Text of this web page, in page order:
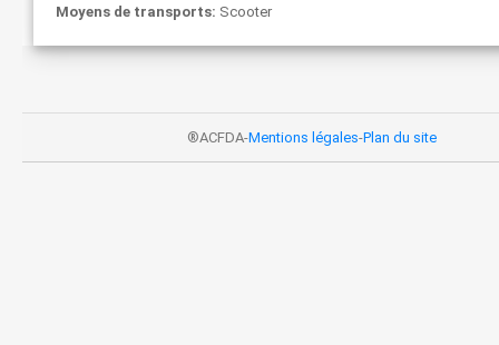
Moyens de transports: Scooter
®ACFDA-Mentions légales-Plan du site